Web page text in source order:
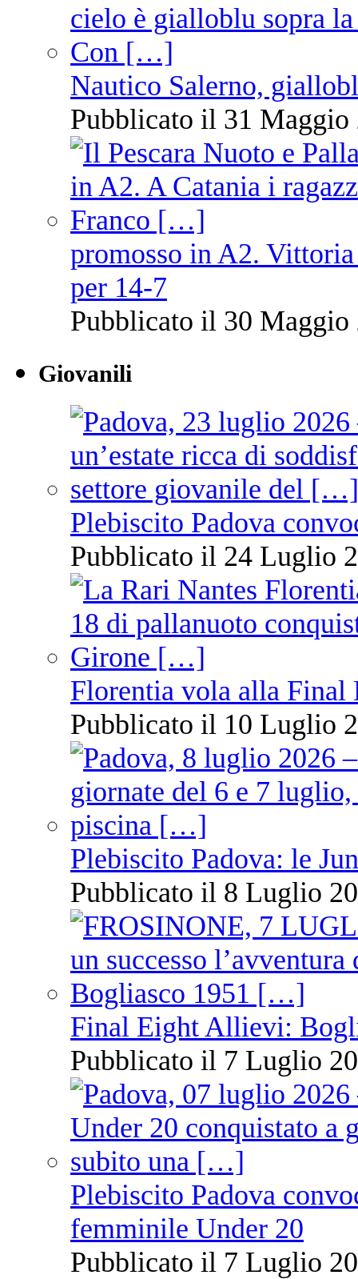
Nautico Salerno,
Pubblicato il 31 Maggio
promosso in A2.
per 14-7
Pubblicato il 30 Maggio
Giovanili
Plebiscito Padova
Pubblicato il 24 Luglio
Florentia vola alla Final
Pubblicato il 10 Luglio
Plebiscito Padova: le
Pubblicato il 8 Luglio
Final Eight Allievi:
Pubblicato il 7 Luglio
Plebiscito Padova
femminile Under 20
Pubblicato il 7 Luglio